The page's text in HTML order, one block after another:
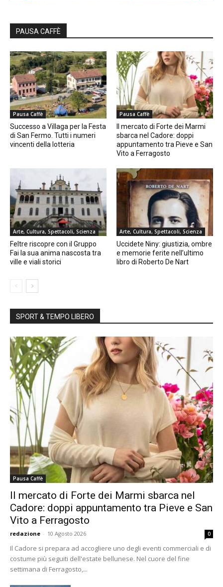
PAUSA CAFFÈ
Pausa Caffè
Successo a Villaga per la Festa
di San Fermo. Tutti i numeri
vincenti della lotteria
Pausa Caffè
Il mercato di Forte dei Marmi
sbarca nel Cadore: doppi
appuntamento tra Pieve e San
Vito a Ferragosto
Arte, Cultura, Spettacoli, Scienza
Feltre riscopre con il Gruppo
Fai la sua anima nascosta tra
ville e viali storici
Arte, Cultura, Spettacoli, Scienza
Uccidete Niny: giustizia, ombre
e memorie ferite nell’ultimo
libro di Roberto De Nart
SPORT & TEMPO LIBERO
Pausa Caffè
Il mercato di Forte dei Marmi sbarca nel
Cadore: doppi appuntamento tra Pieve e San
Vito a Ferragosto
redazione - 10 Agosto 2026 0
Il Cadore si prepara ad accogliere uno degli eventi commerciali e di
costume più seguiti dell'estate bellunese. Nel cuore del fine
settimana di Ferragosto,...